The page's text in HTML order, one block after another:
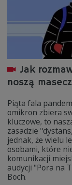
Jak
noszą
Piąta fala
omikron zbiera
kluczowe, to
zasadzie
jednak, że wielu
osobami, które
komunikacji
audycji "Pora na
Boch.